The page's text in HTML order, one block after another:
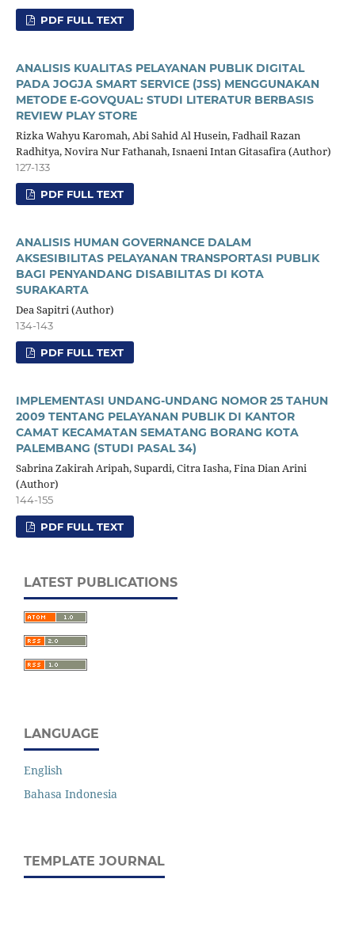
PDF FULL TEXT
ANALISIS KUALITAS PELAYANAN PUBLIK DIGITAL
PADA JOGJA SMART SERVICE (JSS) MENGGUNAKAN
METODE E-GOVQUAL: STUDI LITERATUR BERBASIS
REVIEW PLAY STORE
Rizka Wahyu Karomah, Abi Sahid Al Husein, Fadhail Razan
Radhitya, Novira Nur Fathanah, Isnaeni Intan Gitasafira (Author)
127-133
PDF FULL TEXT
ANALISIS HUMAN GOVERNANCE DALAM
AKSESIBILITAS PELAYANAN TRANSPORTASI PUBLIK
BAGI PENYANDANG DISABILITAS DI KOTA
SURAKARTA
Dea Sapitri (Author)
134-143
PDF FULL TEXT
IMPLEMENTASI UNDANG-UNDANG NOMOR 25 TAHUN
2009 TENTANG PELAYANAN PUBLIK DI KANTOR
CAMAT KECAMATAN SEMATANG BORANG KOTA
PALEMBANG (STUDI PASAL 34)
Sabrina Zakirah Aripah, Supardi, Citra Iasha, Fina Dian Arini
(Author)
144-155
PDF FULL TEXT
LATEST PUBLICATIONS
LANGUAGE
English
Bahasa Indonesia
TEMPLATE JOURNAL